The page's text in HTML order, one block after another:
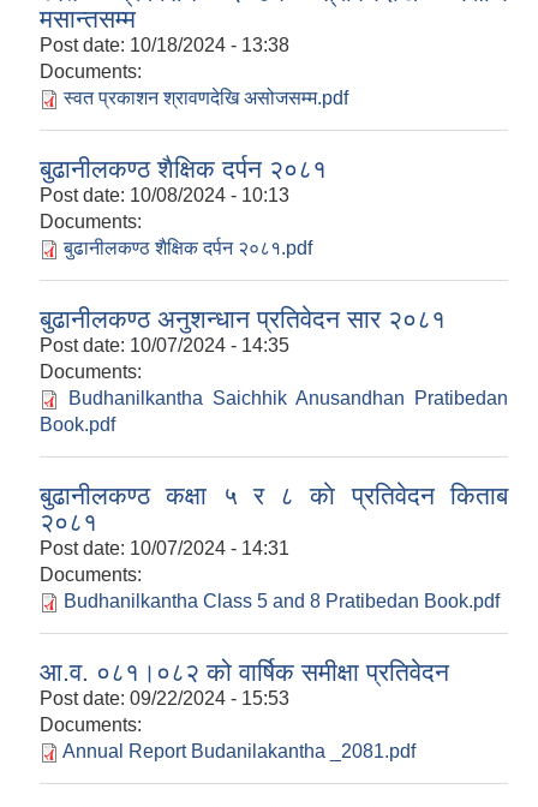
मसान्तसम्म
Post date: 10/18/2024 - 13:38
Documents:
स्वत प्रकाशन श्रावणदेखि असोजसम्म.pdf
बुढानीलकण्ठ शैक्षिक दर्पन २०८१
Post date: 10/08/2024 - 10:13
Documents:
बुढानीलकण्ठ शैक्षिक दर्पन २०८१.pdf
बुढानीलकण्ठ अनुशन्धान प्रतिवेदन सार २०८१
Post date: 10/07/2024 - 14:35
Documents:
Budhanilkantha Saichhik Anusandhan Pratibedan
Book.pdf
बुढानीलकण्ठ कक्षा ५ र ८ काे प्रतिवेदन किताब
२०८१
Post date: 10/07/2024 - 14:31
Documents:
Budhanilkantha Class 5 and 8 Pratibedan Book.pdf
आ.व. ०८१।०८२ को वार्षिक समीक्षा प्रतिवेदन
Post date: 09/22/2024 - 15:53
Documents:
Annual Report Budanilakantha _2081.pdf